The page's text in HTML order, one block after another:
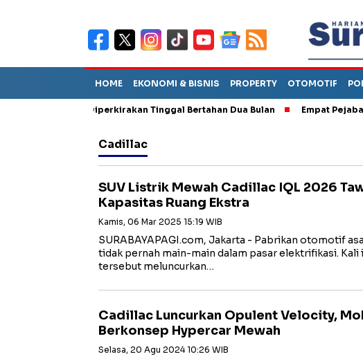
HOME EKONOMI & BISNIS PROPERTY OTOMOTIF
Sebut TPA Diperkirakan Tinggal Bertahan Dua Bulan Empat Pejabat
Cadillac
SUV Listrik Mewah Cadillac IQL 2026
Kapasitas Ruang Ekstra
Kamis, 06 Mar 2025 15:19 WIB
SURABAYAPAGI.com, Jakarta - Pabrikan otomotif
tidak pernah main-main dalam pasar elektrifikasi. Kali
tersebut meluncurkan…
Cadillac Luncurkan Opulent Velocity,
Berkonsep Hypercar Mewah
Selasa, 20 Agu 2024 10:26 WIB